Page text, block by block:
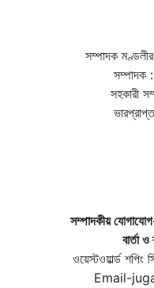
সম্পাদক
সম্পাদক :
সহকারী
সম্পাদকীয়
বার্তা
ওয়েস্টওয়ার্ল্ড শপিং
Email-